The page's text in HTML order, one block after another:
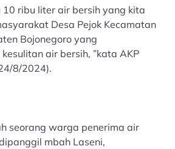
10 ribu liter air bersih yang kita
Desa Pejok Kecamatan
Bojonegoro yang
air bersih, ”kata AKP
8/2024).
seorang warga penerima air
mbah Laseni,